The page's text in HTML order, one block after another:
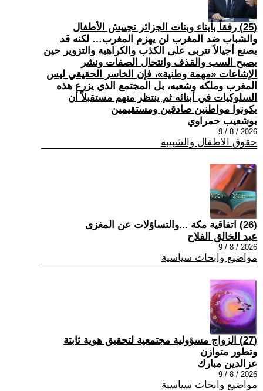
(25) رفقاً بأبناء وبنات الجزائر تجييش الأطفال
والشباب ضد المغرب لن يهزم المغرب… لكنه قد
يصنع أجيالاً تتربى على الكذب والكراهية والتزوير حين
يصبح السب والقذف وانتحال الصفات ونشر
الإشاعات «مهمة وطنية»، فإن الخاسر الحقيقي ليس
المغرب وملكه وشعبه، بل المجتمع الذي يزرع هذه
السلوكيات في أبنائه ثم ينتظر منهم مستقبلاً أن
يكونوا مواطنين صادقين ومستقيمين
بوشعيب حمراوي
2026 / 8 / 9
حقوق الاطفال والشبيبة
(26) اتفاقية مكة ...والتساؤلات عن المغزى
عبد الخالق الفلاح
2026 / 8 / 9
مواضيع وابحاث سياسية
(27) الزواج مسؤولية مجتمعية لتحقيق هوية ثابتة
وتطور متوازن
عزالدين مبارك
2026 / 8 / 9
مواضيع وابحاث سياسية